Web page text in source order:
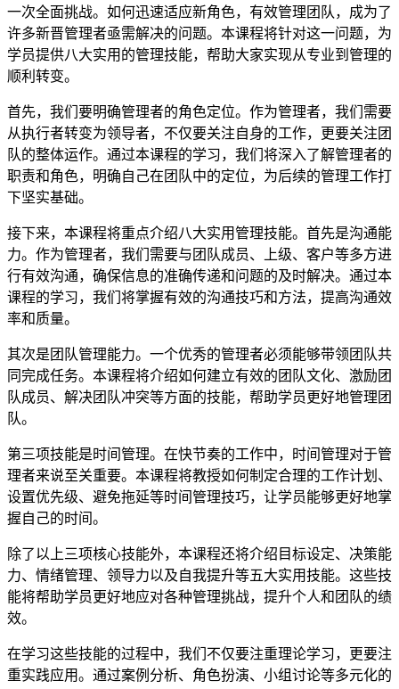
一次全面挑战。如何迅速适应新角色，有效管理团队，成为了
许多新晋管理者亟需解决的问题。本课程将针对这一问题，为
学员提供八大实用的管理技能，帮助大家实现从专业到管理的
顺利转变。
首先，我们要明确管理者的角色定位。作为管理者，我们需要
从执行者转变为领导者，不仅要关注自身的工作，更要关注团
队的整体运作。通过本课程的学习，我们将深入了解管理者的
职责和角色，明确自己在团队中的定位，为后续的管理工作打
下坚实基础。
接下来，本课程将重点介绍八大实用管理技能。首先是沟通能
力。作为管理者，我们需要与团队成员、上级、客户等多方进
行有效沟通，确保信息的准确传递和问题的及时解决。通过本
课程的学习，我们将掌握有效的沟通技巧和方法，提高沟通效
率和质量。
其次是团队管理能力。一个优秀的管理者必须能够带领团队共
同完成任务。本课程将介绍如何建立有效的团队文化、激励团
队成员、解决团队冲突等方面的技能，帮助学员更好地管理团
队。
第三项技能是时间管理。在快节奏的工作中，时间管理对于管
理者来说至关重要。本课程将教授如何制定合理的工作计划、
设置优先级、避免拖延等时间管理技巧，让学员能够更好地掌
握自己的时间。
除了以上三项核心技能外，本课程还将介绍目标设定、决策能
力、情绪管理、领导力以及自我提升等五大实用技能。这些技
能将帮助学员更好地应对各种管理挑战，提升个人和团队的绩
效。
在学习这些技能的过程中，我们不仅要注重理论学习，更要注
重实践应用。通过案例分析、角色扮演、小组讨论等多元化的